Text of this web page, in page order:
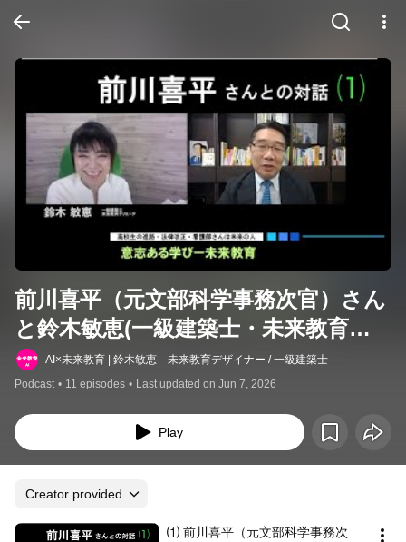
前川喜平（元文部科学事務次官）さん
と鈴木敏恵(一級建築士・未来教育ク
リエイター)の対話【未来教育2021】
AI×未来教育 | 鈴木敏恵 未来教育デザイナー / 一級建築士
Podcast • 11 episodes • Last updated on Jun 7, 2026
Play
Creator provided
⑴ 前川喜平（元文部科学事務次